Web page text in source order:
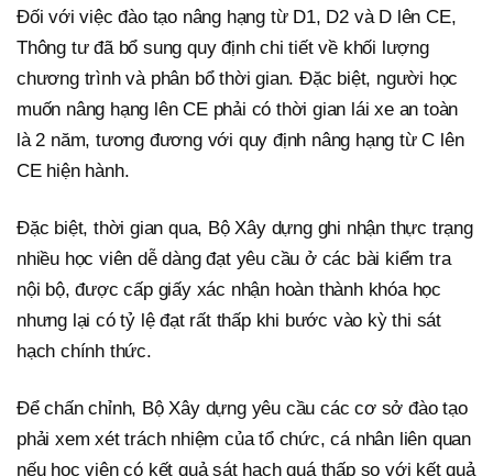
Đối với việc đào tạo nâng hạng từ D1, D2 và D lên CE,
Thông tư đã bổ sung quy định chi tiết về khối lượng
chương trình và phân bổ thời gian. Đặc biệt, người học
muốn nâng hạng lên CE phải có thời gian lái xe an toàn
là 2 năm, tương đương với quy định nâng hạng từ C lên
CE hiện hành.
Đặc biệt, thời gian qua, Bộ Xây dựng ghi nhận thực trạng
nhiều học viên dễ dàng đạt yêu cầu ở các bài kiểm tra
nội bộ, được cấp giấy xác nhận hoàn thành khóa học
nhưng lại có tỷ lệ đạt rất thấp khi bước vào kỳ thi sát
hạch chính thức.
Để chấn chỉnh, Bộ Xây dựng yêu cầu các cơ sở đào tạo
phải xem xét trách nhiệm của tổ chức, cá nhân liên quan
nếu học viên có kết quả sát hạch quá thấp so với kết quả